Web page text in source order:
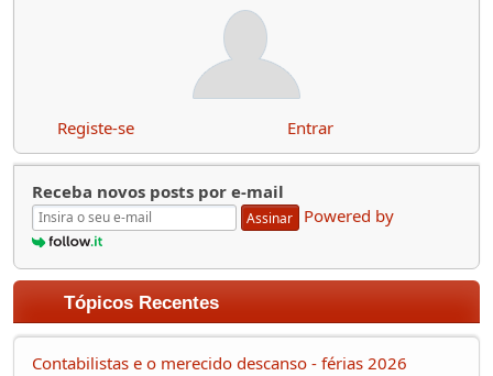
Registe-se Entrar
Receba novos posts por e-mail
Assinar Powered by
Tópicos Recentes
Contabilistas e o merecido descanso - férias 2026